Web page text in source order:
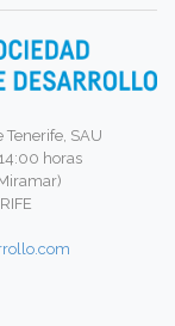
SAU
horas